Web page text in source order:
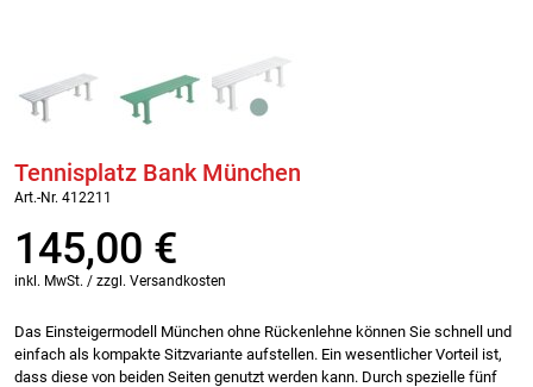
Tennisplatz Bank München
Art.-Nr. 412211
145,00 €
inkl. MwSt. / zzgl. Versandkosten
Das Einsteigermodell München ohne Rückenlehne können Sie schnell und
einfach als kompakte Sitzvariante aufstellen. Ein wesentlicher Vorteil ist,
dass diese von beiden Seiten genutzt werden kann. Durch spezielle fünf